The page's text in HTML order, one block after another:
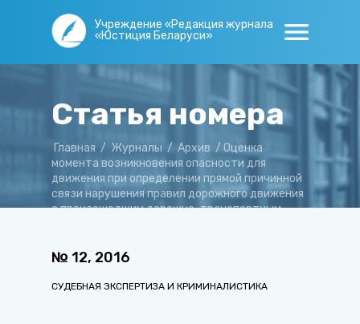
Учреждение «Редакция журнала
«Юстиция Беларуси»
Статья номера
Главная / Журналы / Архив / Оценка
момента возникновения опасности для
движения при определении прямой причинной
связи нарушения правил дорожного движения
с произошедшим дорожно-транспортным
№ 12, 2016
СУДЕБНАЯ ЭКСПЕРТИЗА И КРИМИНАЛИСТИКА